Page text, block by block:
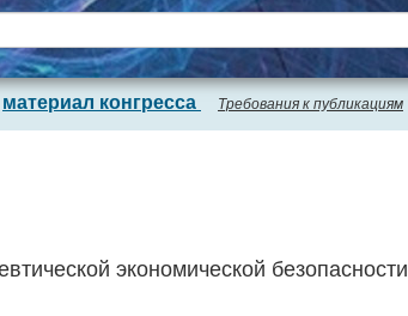
материал конгресса Требования к публикациям
экономической безопасности